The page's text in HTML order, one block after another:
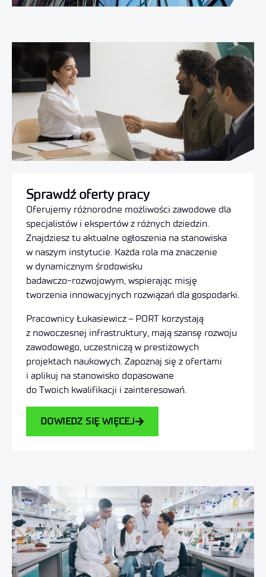
Sprawdź oferty pracy
Oferujemy różnorodne możliwości zawodowe dla
specjalistów i ekspertów z różnych dziedzin.
Znajdziesz tu aktualne ogłoszenia na stanowiska
w naszym instytucie. Każda rola ma znaczenie
w dynamicznym środowisku
badawczo‑rozwojowym, wspierając misję
tworzenia innowacyjnych rozwiązań dla gospodarki.
Pracownicy Łukasiewicz – PORT korzystają
z nowoczesnej infrastruktury, mają szansę rozwoju
zawodowego, uczestniczą w prestiżowych
projektach naukowych. Zapoznaj się z ofertami
i aplikuj na stanowisko dopasowane
do Twoich kwalifikacji i zainteresowań.
DOWIEDZ SIĘ WIĘCEJ